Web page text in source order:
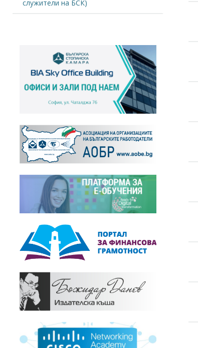
служители на БСК)